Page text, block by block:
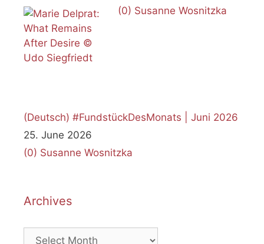
(0) Susanne Wosnitzka
(Deutsch) #FundstückDesMonats | Juni 2026
25. June 2026
(0) Susanne Wosnitzka
Archives
Archives